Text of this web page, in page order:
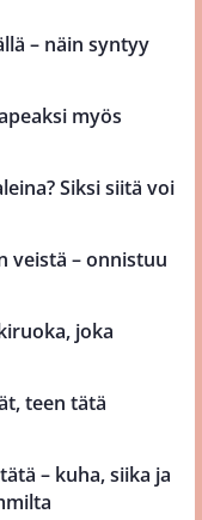
– näin syntyy
myös
Siksi siitä voi
veistä – onnistuu
joka
teen tätä
– kuha, siika ja